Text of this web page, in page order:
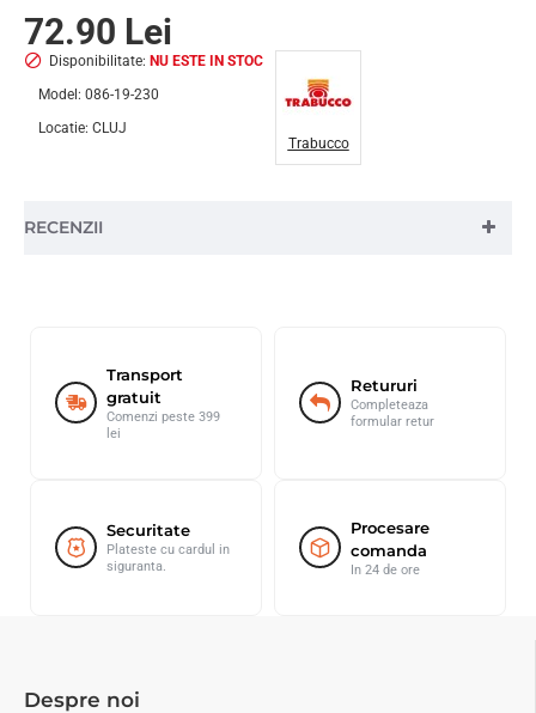
72.90 Lei
Disponibilitate: NU ESTE IN STOC
Model: 086-19-230
Locatie: CLUJ
Trabucco
RECENZII
Transport
gratuit
Comenzi peste 399
lei
Retururi
Completeaza
formular retur
Securitate
Plateste cu cardul in
siguranta.
Procesare
comanda
In 24 de ore
Despre noi